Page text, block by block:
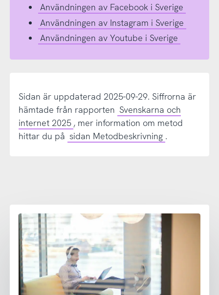
Användningen av Facebook i Sverige
Användningen av Instagram i Sverige
Användningen av Youtube i Sverige
Sidan är uppdaterad 2025-09-29. Siffrorna är
hämtade från rapporten Svenskarna och
internet 2025 , mer information om metod
hittar du på sidan Metodbeskrivning .